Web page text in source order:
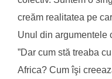
creăm realitatea pe
Unul din argumentele
”Dar cum stă treaba
Africa? Cum îşi